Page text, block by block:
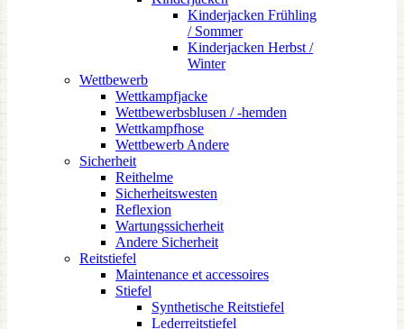
Kinderjacken Frühling
/ Sommer
Kinderjacken Herbst /
Winter
Wettbewerb
Wettkampfjacke
Wettbewerbsblusen / -hemden
Wettkampfhose
Wettbewerb Andere
Sicherheit
Reithelme
Sicherheitswesten
Reflexion
Wartungssicherheit
Andere Sicherheit
Reitstiefel
Maintenance et accessoires
Stiefel
Synthetische Reitstiefel
Lederreitstiefel